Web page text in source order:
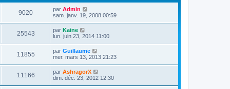
9020V
u
s
D
e
i
e
r
m
e
s
s
a
g
e
par Admin
sam. janv. 19, 2008 00:59
25543V
u
s
D
e
i
e
r
m
e
s
par Kaine
lun. juin 23, 2014 11:00
11855V
u
D
e
i
e
r
par Guillaume
mer. mars 13, 2013 21:23
11166V
D
e
par AshragorX
dim. déc. 23, 2012 12:30